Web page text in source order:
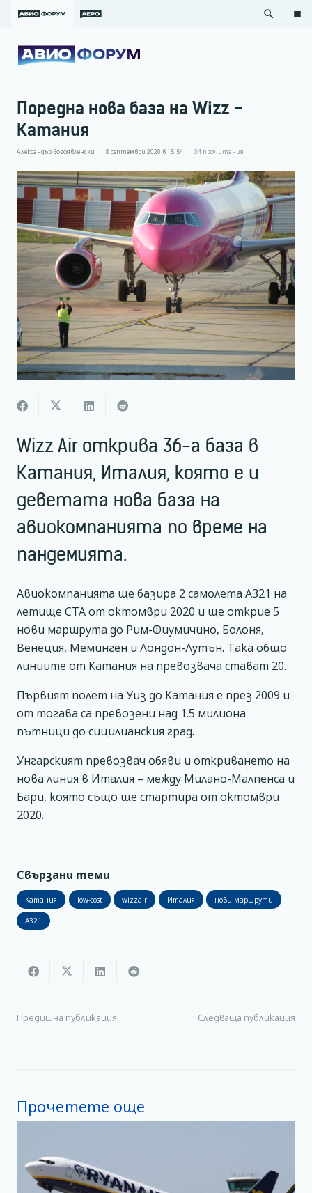
search
Поредна нова база на Wizz –
Катания
Александър Богоявленски 8 септември 2020 в 15:54 34 прочитания
Wizz Air открива 36-а база в
Катания, Италия, която е и
деветата нова база на
авиокомпанията по време на
пандемията.
Авиокомпанията ще базира 2 самолета А321 на
летище CTA от октомври 2020 и ще открие 5
нови маршрута до Рим-Фиумичино, Болоня,
Венеция, Меминген и Лондон-Лутън. Така общо
линиите от Катания на превозвача стават 20.
Първият полет на Уиз до Катания е през 2009 и
от тогава са превозени над 1.5 милиона
пътници до сицилианския град.
Унгарският превозвач обяви и откриването на
нова линия в Италия – между Милано-Малпенса и
Бари, която също ще стартира от октомври
2020.
Свързани теми
Катания low-cost wizzair Италия нови маршрути
A321
Предишна публикация Следваща публикация
Прочетете още